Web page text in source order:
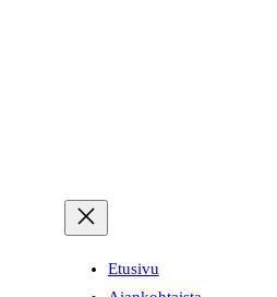
Etusivu